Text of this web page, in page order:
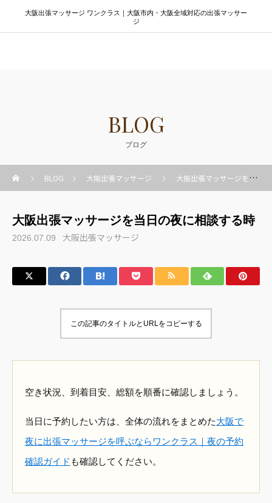
大阪出張マッサージ ワンクラス｜大阪市内・大阪全域対応の出張マッサー
ジ
BLOG
ブログ
BLOG 大阪出張マッサージ 大阪出張マッサージを当日の夜に相談する時
大阪出張マッサージを当日の夜に相談する時
2026.07.09 大阪出張マッサージ
この記事のタイトルとURLをコピーする
空き状況、到着目安、総額を順番に確認しましょう。
当日に予約したい方は、全体の流れをまとめた大阪で
夜に出張マッサージを呼ぶならワンクラス｜夜の予約
確認ガイド も確認してください。